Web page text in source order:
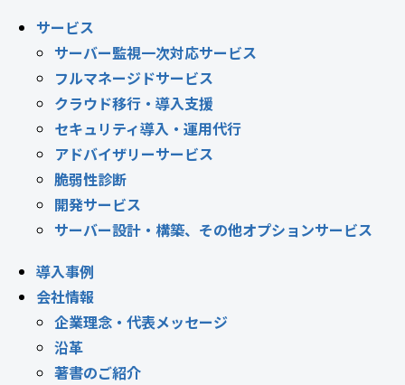
サービス
サーバー監視一次対応サービス
フルマネージドサービス
クラウド移行・導入支援
セキュリティ導入・運用代行
アドバイザリーサービス
脆弱性診断
開発サービス
サーバー設計・構築、その他オプションサービス
導入事例
会社情報
企業理念・代表メッセージ
沿革
著書のご紹介